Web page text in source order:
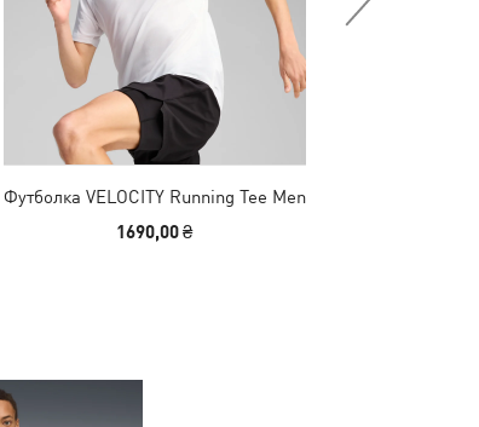
Футболка VELOCITY Running Tee Men
1690,00 ₴